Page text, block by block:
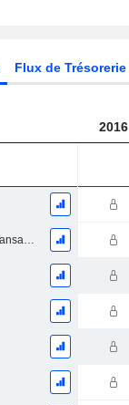
Flux de Trésorerie
2016
Actifs détenus à des fins de transaction Titres, totalActifs détenus à des fins de transactions (Trading), Total.